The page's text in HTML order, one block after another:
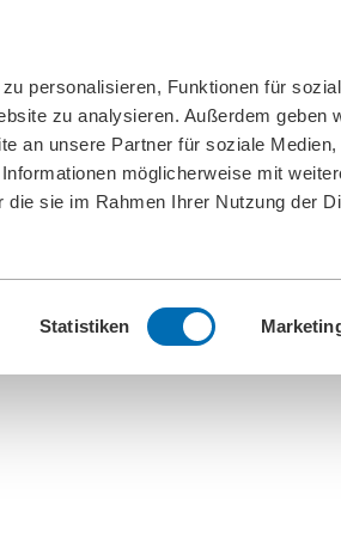
personalisieren, Funktionen für
zu analysieren. Außerdem geben
an unsere Partner für soziale Medien,
möglicherweise mit
sie im Rahmen Ihrer Nutzung der
Statistiken